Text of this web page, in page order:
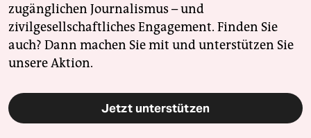
zugänglichen Journalismus – und
zivilgesellschaftliches Engagement. Finden Sie
auch? Dann machen Sie mit und unterstützen Sie
unsere Aktion.
Jetzt unterstützen